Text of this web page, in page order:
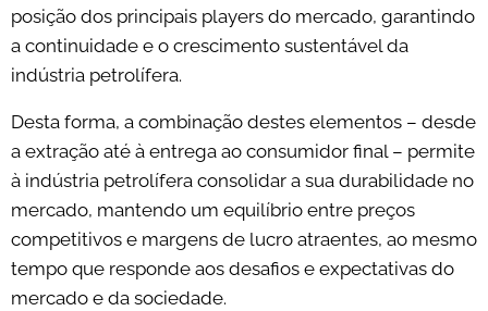
posição dos principais players do mercado, garantindo
a continuidade e o crescimento sustentável da
indústria petrolífera.
Desta forma, a combinação destes elementos – desde
a extração até à entrega ao consumidor final – permite
à indústria petrolífera consolidar a sua durabilidade no
mercado, mantendo um equilíbrio entre preços
competitivos e margens de lucro atraentes, ao mesmo
tempo que responde aos desafios e expectativas do
mercado e da sociedade.